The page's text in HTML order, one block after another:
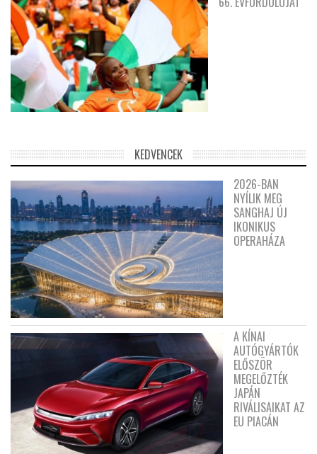
KEDVENCEK
2026-BAN
NYÍLIK MEG
SANGHAJ ÚJ
IKONIKUS
OPERAHÁZA
A KÍNAI
AUTÓGYÁRTÓK
ELŐSZÖR
MEGELŐZTÉK
JAPÁN
RIVÁLISAIKAT AZ
EU PIACÁN